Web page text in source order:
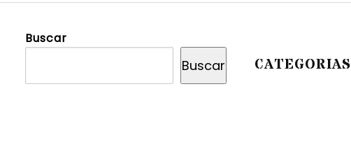
Buscar
Buscar CATEGORIAS